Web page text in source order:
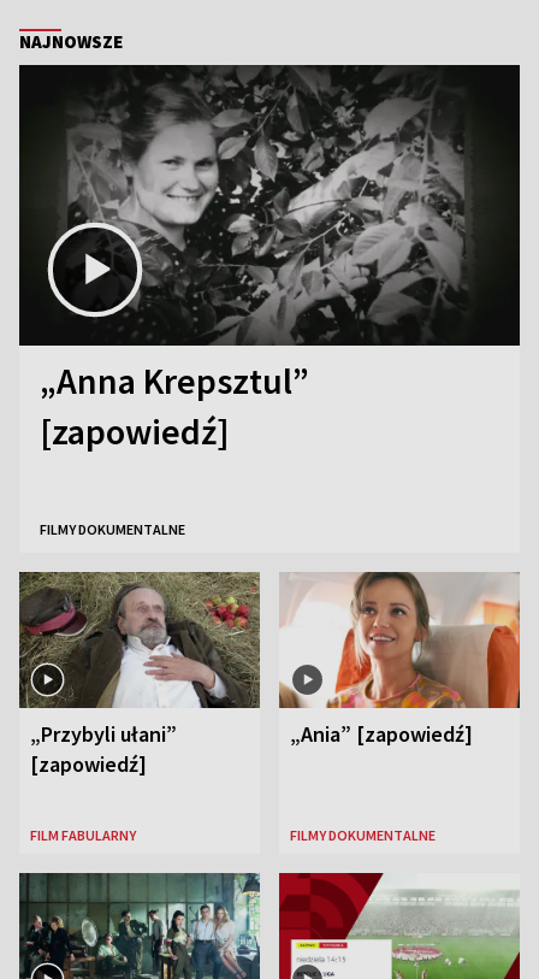
NAJNOWSZE
„Anna Krepsztul”
[zapowiedź]
FILMY DOKUMENTALNE
„Przybyli ułani”
[zapowiedź]
FILM FABULARNY
„Ania” [zapowiedź]
FILMY DOKUMENTALNE